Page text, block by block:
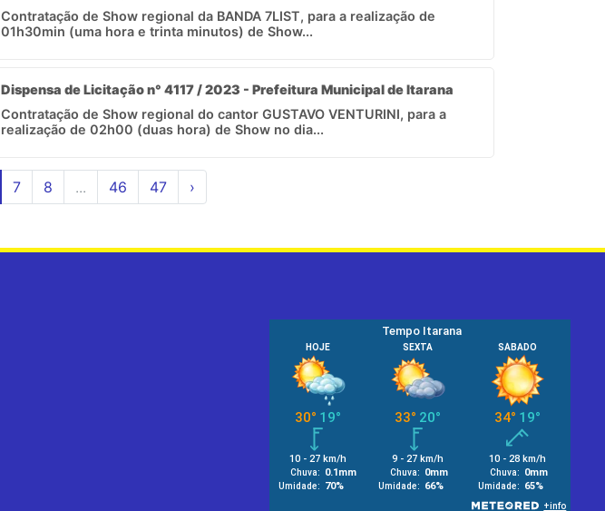
Contratação de Show regional da BANDA 7LIST, para a realização de
01h30min (uma hora e trinta minutos) de Show...
Dispensa de Licitação n° 4117 / 2023 - Prefeitura Municipal de Itarana
Contratação de Show regional do cantor GUSTAVO VENTURINI, para a
realização de 02h00 (duas hora) de Show no dia...
7 8 ... 46 47 ›